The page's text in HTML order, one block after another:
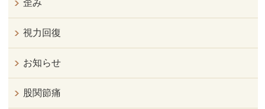
歪み
視力回復
お知らせ
股関節痛